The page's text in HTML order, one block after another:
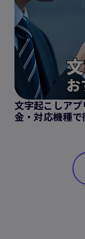
文字起こしア
金・対応機種で